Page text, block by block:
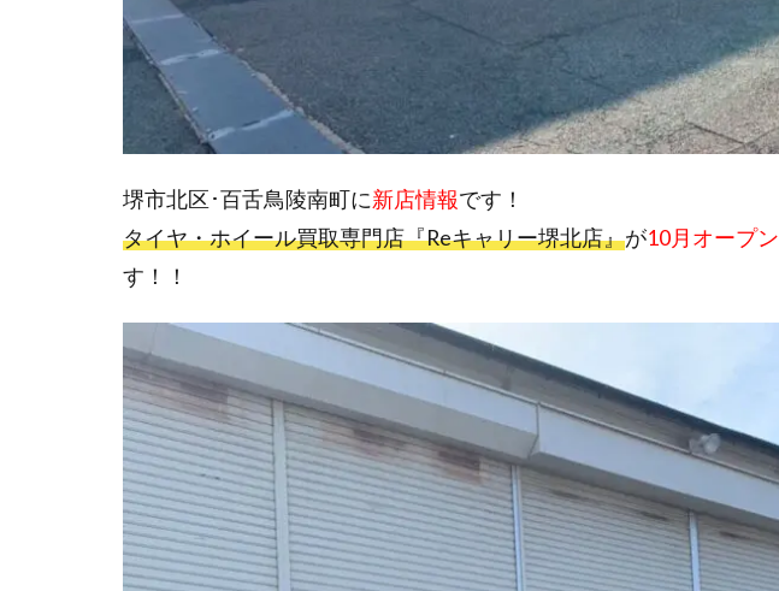
堺市北区･百舌鳥陵南町に新店情報です！
タイヤ・ホイール買取専門店『Reキャリー堺北店』が10月 オープン
す！！